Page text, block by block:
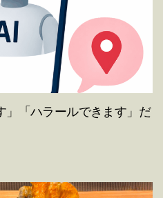
」「ハラールできます」だ